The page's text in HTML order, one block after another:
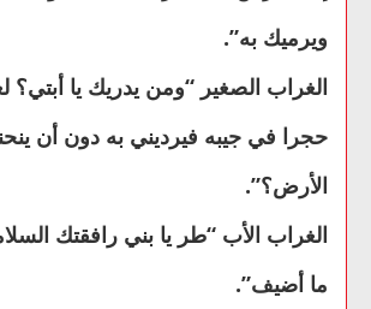
ويرميك به”.
الغراب الصغير “ومن يدريك يا أبتي؟
حجرا في جيبه فيرديني به دون أن
الأرض؟”.
الغراب الأب “طر يا بني رافقتك
ما أضيف”.